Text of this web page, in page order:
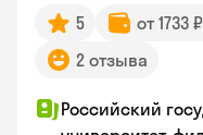
5 от 1733
2 отзыва
Российский